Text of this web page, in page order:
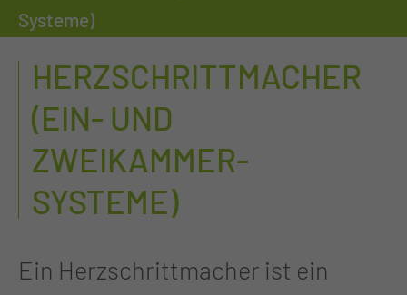
Systeme)
HERZSCHRITTMACHER
(EIN- UND
ZWEIKAMMER-
SYSTEME)
Ein Herzschrittmacher ist ein